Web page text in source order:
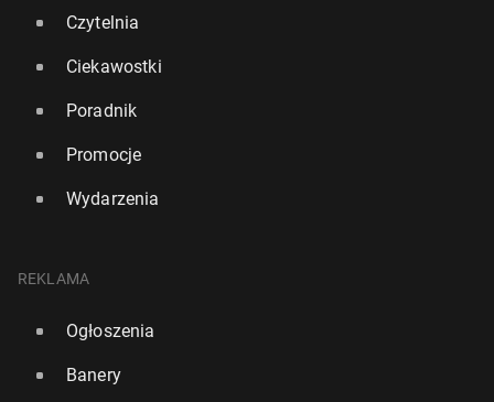
Czytelnia
Ciekawostki
Poradnik
Promocje
Wydarzenia
REKLAMA
Ogłoszenia
Banery